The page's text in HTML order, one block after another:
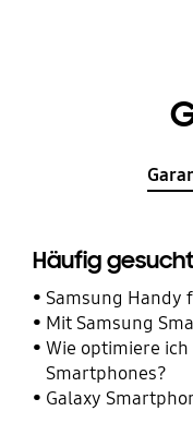
Häufig
Samsung Handy
Mit Samsung
Wie optimiere
Smartphones?
Galaxy